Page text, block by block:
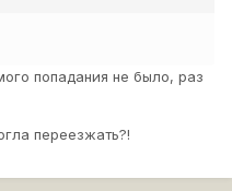
попадания не было, раз
переезжать?!